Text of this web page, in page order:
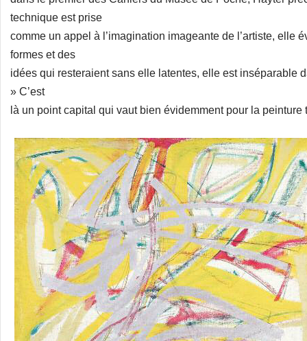
technique est prise
comme un appel à l’imagination imageante de l’artiste, elle
formes et des
idées qui resteraient sans elle latentes, elle est inséparable
» C’est
là un point capital qui vaut bien évidemment pour la peinture